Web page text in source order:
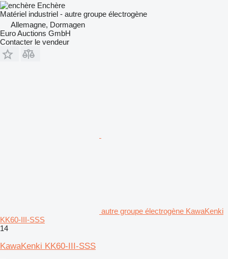
Enchère
Matériel industriel - autre groupe électrogène
Allemagne, Dormagen
Euro Auctions GmbH
Contacter le vendeur
autre groupe électrogène KawaKenki
KK60-III-SSS
14
KawaKenki KK60-III-SSS